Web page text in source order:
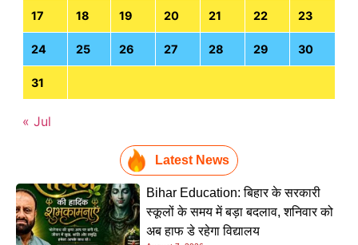
17 18 19 20 21 22 23
24 25 26 27 28 29 30
31
« Jul
Latest News
Bihar Education: बिहार के सरकारी
स्कूलों के समय में बड़ा बदलाव, शनिवार को
अब हाफ डे रहेगा विद्यालय